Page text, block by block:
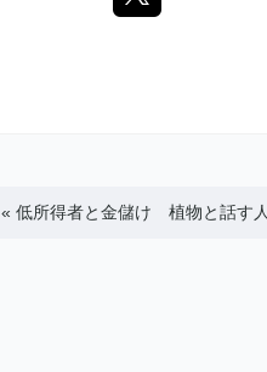
«低所得者と金儲け 植物と話す